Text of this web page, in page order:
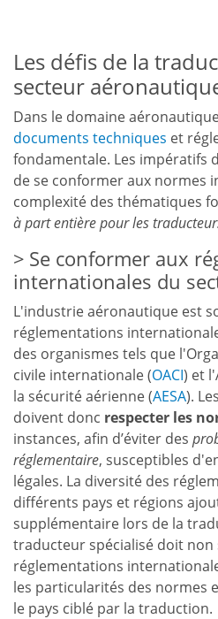
Les défis de la
secteur
Dans le domaine
documents techniques et
fondamentale. Les impératifs
de se conformer aux normes
complexité des thématiques
à part entière pour les
Se conformer aux
internationales du
L'industrie aéronautique est
réglementations
des organismes tels que
civile internationale (OACI) et
la sécurité aérienne (AESA).
doivent donc respecter les
instances, afin d’éviter des
réglementaire, susceptibles
légales. La diversité des
différents pays et régions
supplémentaire lors de la
traducteur spécialisé doit
réglementations
les particularités des normes
le pays ciblé par la traduction.